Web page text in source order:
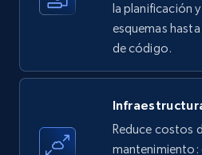
Amazon products - find
Title, Seller name, Brand,
price, Currency, Availability,
more.
la planificación
esquemas
de código.
Reduce costos
mantenimiento: